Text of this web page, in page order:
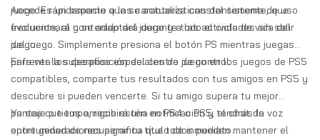
juego. Es un espacio que se actualiza constantemente, que
evolucionará y se adaptará durante todo el ciclo de vida del
juego.
Accede rápidamente a las características del sistema de uso
frecuente, al contenido del juego y a las actividades sin salir
del juego. Simplemente presiona el botón PS mientras juegas
para ver la superposición del centro de control.
Enfrenta los desafíos especiales de juego en los juegos de PS5
compatibles, comparte tus resultados con tus amigos en PS5 y
descubre si pueden vencerte. Si tu amigo supera tu mejor
puntaje o tiempo, recibirá una notificación y tendrás la
oportunidad de recuperar tu título de inmediato.
Ya sea que tus amigos estén en PS4 o PS5, el chat de voz
entre generaciones significa que todos pueden mantener el